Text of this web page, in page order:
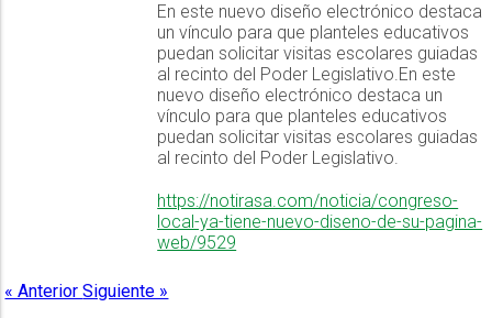
En este nuevo diseño electrónico destaca
un vínculo para que planteles educativos
puedan solicitar visitas escolares guiadas
al recinto del Poder Legislativo.En este
nuevo diseño electrónico destaca un
vínculo para que planteles educativos
puedan solicitar visitas escolares guiadas
al recinto del Poder Legislativo.
https://notirasa.com/noticia/congreso-
local-ya-tiene-nuevo-diseno-de-su-pagina-
web/9529
« AnteriorSiguiente »